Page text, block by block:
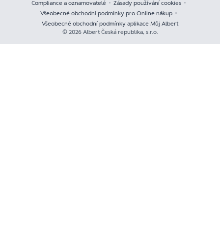
Compliance a oznamovatelé
Zásady používání cookies
Všeobecné obchodní podmínky pro Online nákup
Všeobecné obchodní podmínky aplikace Můj Albert
© 2026 Albert Česká republika, s.r.o.